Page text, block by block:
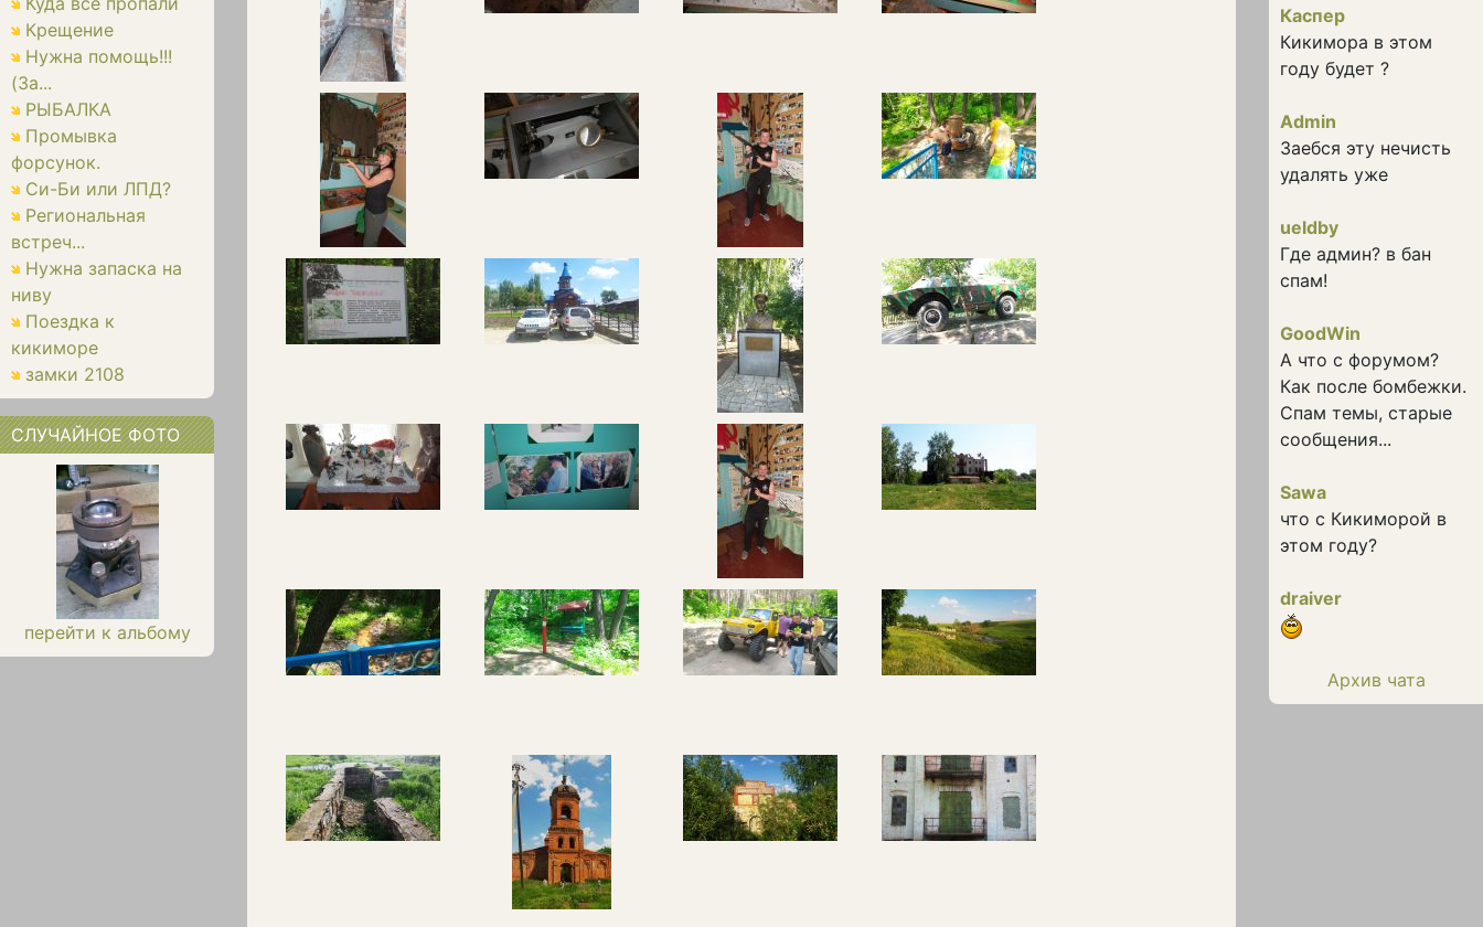
Крещение
Нужна помощь!!!
(За...
РЫБАЛКА
Промывка
форсунок.
Си-Би или ЛПД?
Региональная
встреч...
Нужна запаска на
ниву
Поездка к
кикиморе
замки 2108
СЛУЧАЙНОЕ ФОТО
перейти к альбому
Каспер
Кикимора в этом
году будет ?
Admin
Заебся эту нечисть
удалять уже
ueldby
Где админ? в бан
спам!
GoodWin
А что с форумом?
Как после бомбежки.
Спам темы, старые
сообщения...
Sawa
что с Кикиморой в
этом году?
draiver
Архив чата